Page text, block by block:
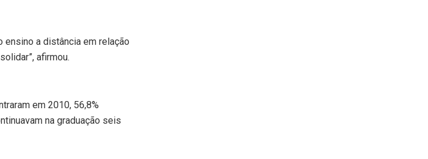
ensino a distância em relação
afirmou.
em 2010, 56,8%
na graduação seis